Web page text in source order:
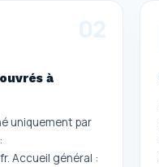
à
uniquement par
Accueil général :